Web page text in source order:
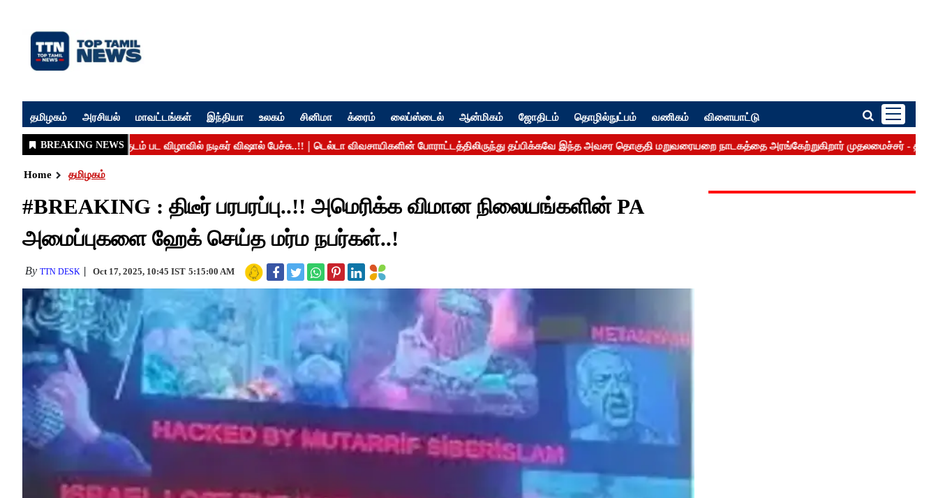
தமிழகம் அரசியல் மாவட்டங்கள் இந்தியா உலகம் சினிமா க்ரைம் லைப்ஸ்டைல் ஆன்மிகம் ஜோதிடம் தொழில்நுட்பம் வணிகம் விளையாட்டு
Home தமிழகம்
#BREAKING : திடீர் பரபரப்பு..!! அமெரிக்க விமான நிலையங்களின் PA
அமைப்புகளை ஹேக் செய்த மர்ம நபர்கள்..!
By TTN DESK Oct 17, 2025, 10:45 IST 5:15:00 AM